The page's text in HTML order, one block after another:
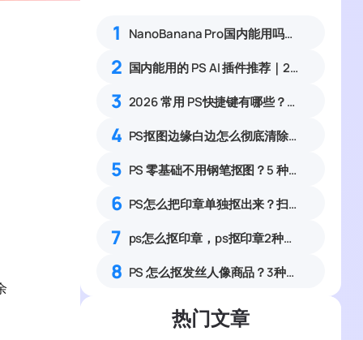
1 NanoBanana Pro国内能用吗？Nano banana使用教程
2 国内能用的 PS AI 插件推荐｜2026 4款AI插件最新实测
3 2026 常用 PS快捷键有哪些？完整分类表格汇总
4 PS抠图边缘白边怎么彻底清除？零基础4种无痕去杂边方法
5 PS 零基础不用钢笔抠图？5 种万能工具，一键去除背景变透明
6 PS怎么把印章单独抠出来？扫描件公章透明底抠图完整指南
7 ps怎么抠印章，ps抠印章2种方法详细教程
8 PS 怎么抠发丝人像商品？3种实操方法新手快速上手
热门文章